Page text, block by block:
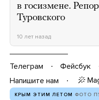
в госизмене.
Туровского
10 лет назад
Телеграм Фейсбук
Напишите нам
КРЫМ ЭТИМ ЛЕТОМ ФОТО